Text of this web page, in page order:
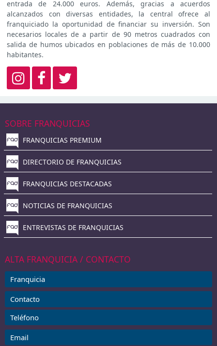
entrada de 24.000 euros. Además, gracias a acuerdos
alcanzados con diversas entidades, la central ofrece al
franquiciado la oportunidad de financiar su inversión. Son
necesarios locales de a partir de 90 metros cuadrados con
salida de humos ubicados en poblaciones de más de 10.000
habitantes.
SOBRE FRANQUICIAS
FRANQUICIAS PREMIUM
DIRECTORIO DE FRANQUICIAS
FRANQUICIAS DESTACADAS
NOTICIAS DE FRANQUICIAS
ENTREVISTAS DE FRANQUICIAS
ALTA FRANQUICIA / CONTACTO